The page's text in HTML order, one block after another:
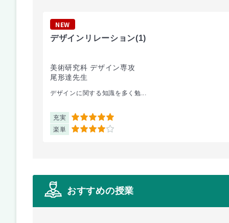
NEW
デザインリレーション(1)
美術研究科 デザイン専攻
尾形達先生
デザインに関する知識を多く勉...
充実 5
楽単 4
おすすめの授業